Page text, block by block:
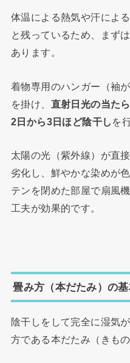
体温による熱気や汗によ
と残っているため、まず
あります。
着物専用のハンガー（袖
を掛け、 直射日光の当た
2日から3日ほど陰干し を
太陽の光（紫外線）が直
劣化し、鮮やかな染めが
テンを閉めた部屋で扇風
工夫が効果的です。
畳み方（本だたみ）の
陰干しをして完全に湿気
方である本だたみ（きも